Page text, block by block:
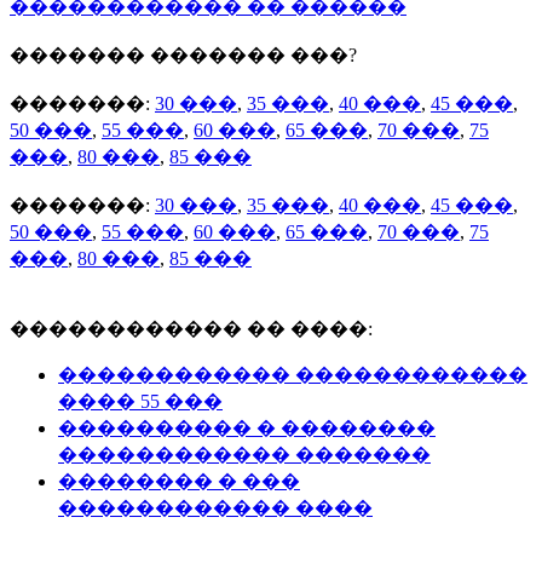
������������ �� ������
������� ������� ���?
�������: 30 ���, 35 ���, 40 ���, 45 ���,
50 ���, 55 ���, 60 ���, 65 ���, 70 ���, 75
���, 80 ���, 85 ���
�������: 30 ���, 35 ���, 40 ���, 45 ���,
50 ���, 55 ���, 60 ���, 65 ���, 70 ���, 75
���, 80 ���, 85 ���
������������ �� ����:
������������ ������������
���� 55 ���
���������� � ��������
������������ �������
�������� � ���
������������ ����